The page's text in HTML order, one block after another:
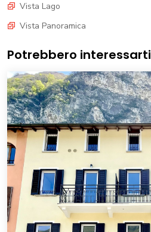
Vista Lago
Vista Panoramica
Potrebbero interessarti